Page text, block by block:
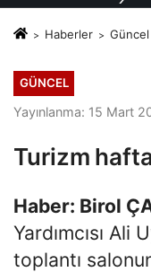
Haberler Güncel
GÜNCEL
Yayınlanma: 15 Mart
Turizm
Haber: Birol
Yardımcısı Ali
toplantı